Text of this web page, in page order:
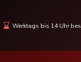
Werktags bis 14 Uhr